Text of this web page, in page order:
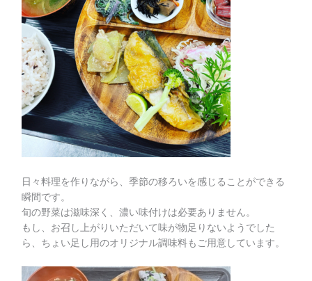
日々料理を作りながら、季節の移ろいを感じることができる
瞬間です。
旬の野菜は滋味深く、濃い味付けは必要ありません。
もし、お召し上がりいただいて味が物足りないようでした
ら、ちょい足し用のオリジナル調味料もご用意しています。